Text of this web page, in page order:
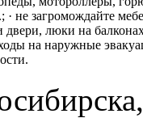
· не загромождайте
люки на
на наружные